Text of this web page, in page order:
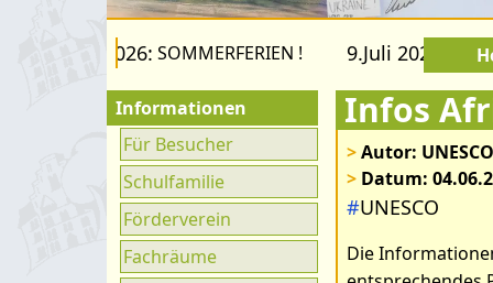
2026:SOMMERFERIEN ! 9.Juli 2026 bis
Informationen
Für Besucher
Schulfamilie
Förderverein
Fachräume
Infos
>Autor:
>Datum:
#UNESCO
Die
Bilder zum